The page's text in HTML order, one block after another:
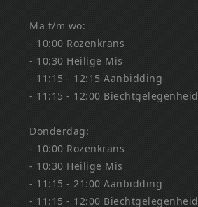
Ma t/m wo:
- 10:00 Rozenkrans
- 10:30 Heilige Mis
- 11:15 - 12:15 Aanbidding
- 11:15 - 12:00 Biechtgelegenheid
Donderdag:
- 10:00 Rozenkrans
- 10:30 Heilige Mis
- 11:15 - 21:00 Aanbidding
- 11:15 - 12:00 Biechtgelegenheid